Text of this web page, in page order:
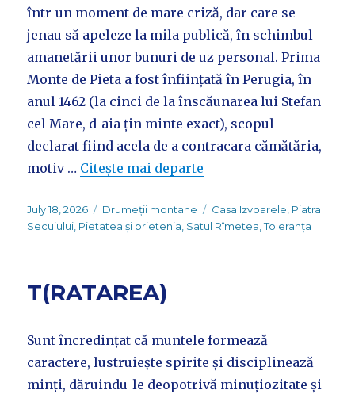
într-un moment de mare criză, dar care se
jenau să apeleze la mila publică, în schimbul
amanetării unor bunuri de uz personal. Prima
Monte de Pieta a fost înființată în Perugia, în
anul 1462 (la cinci de la înscăunarea lui Stefan
cel Mare, d-aia țin minte exact), scopul
declarat fiind acela de a contracara cămătăria,
motiv … Citește mai departe
Posted
on
July 18, 2026 Categories
Drumeții montane Tags
Casa Izvoarele Piatra
Secuiului Pietatea și prietenia Satul Rîmetea ,Toleranța
T(RATAREA)
Sunt încredințat că muntele formează
caractere, lustruiește spirite și disciplinează
minți, dăruindu-le deopotrivă minuțiozitate și